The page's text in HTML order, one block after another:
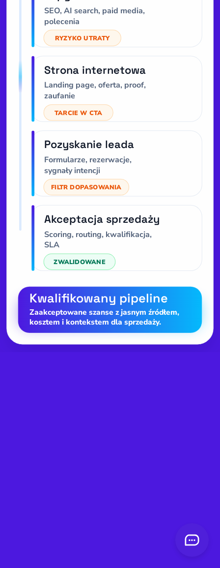
SEO, AI search, paid media,
polecenia
RYZYKO UTRATY
Strona internetowa
Landing page, oferta, proof,
zaufanie
TARCIE W CTA
Pozyskanie leada
Formularze, rezerwacje,
sygnały intencji
FILTR DOPASOWANIA
Akceptacja sprzedaży
Scoring, routing, kwalifikacja,
SLA
ZWALIDOWANE
Kwalifikowany pipeline
Zaakceptowane szanse z jasnym źródłem,
kosztem i kontekstem dla sprzedaży.